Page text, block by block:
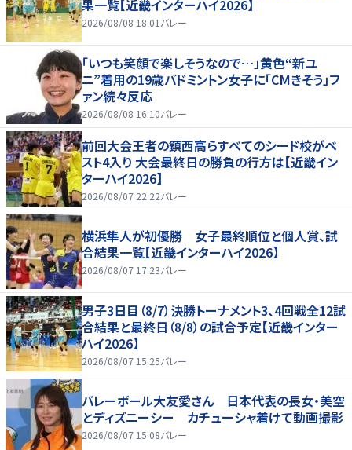
果一覧【近畿インターハイ2026】
2026/08/08 18:01 バレー
「いつも笑顔で楽しそうなので…」黄色“新ユ
ニ”着用の19歳バドミントン女子に「CMきそう」フ
ァン続々反応
2026/08/08 16:10バレー
前回大会王者の鎮西高らすべてのシード校がベ
スト4入り 大会最終日の勝負の行方は【近畿イン
ターハイ2026】
2026/08/07 22:22バレー
横浜隼人が初優勝 女子最終順位と個人賞、試
合結果一覧【近畿インターハイ2026】
2026/08/07 17:23バレー
男子3日目（8/7）決勝トーナメント3、4回戦全12試
合結果と最終日（8/8）の試合予定【近畿インター
ハイ2026】
2026/08/07 15:25バレー
バレーボール大友愛さん 日本代表の長女・美空
とディズニーシー カチューシャ着けて動画撮影
2026/08/07 15:08バレー